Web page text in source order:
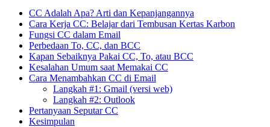
CC Adalah Apa? Arti dan Kepanjangannya
Cara Kerja CC: Belajar dari Tembusan Kertas Karbon
Fungsi CC dalam Email
Perbedaan To, CC, dan BCC
Kapan Sebaiknya Pakai CC, To, atau BCC
Kesalahan Umum saat Memakai CC
Cara Menambahkan CC di Email
Langkah #1: Gmail (versi web)
Langkah #2: Outlook
Pertanyaan Seputar CC
Kesimpulan